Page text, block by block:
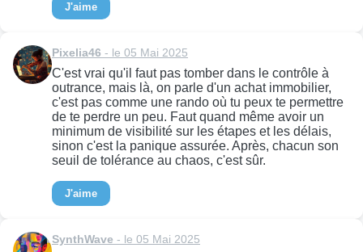
J'aime
Pixelia46 - le 05 Mai 2025
C'est vrai qu'il faut pas tomber dans le contrôle à
outrance, mais là, on parle d'un achat immobilier,
c'est pas comme une rando où tu peux te permettre
de te perdre un peu. Faut quand même avoir un
minimum de visibilité sur les étapes et les délais,
sinon c'est la panique assurée. Après, chacun son
seuil de tolérance au chaos, c'est sûr.
J'aime
SynthWave - le 05 Mai 2025